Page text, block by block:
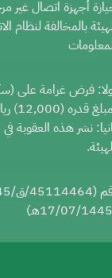
أجهزة اتصال
بالمخالفة لنظام
فرض غرامة على
قدره (12,000) ريال سعودي.
نشر هذه العقوبة في